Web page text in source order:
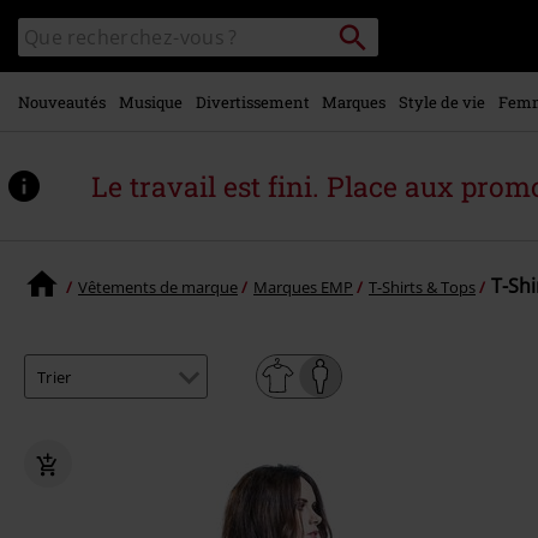
contenu
principal
Rechercher
sur
le
catalogue
Rechercher
Nouveautés Musique Divertissement Marques Style de vie
Le travail est fini. Place aux
Vêtements de marque Marques EMP T-Shirts & Tops T-